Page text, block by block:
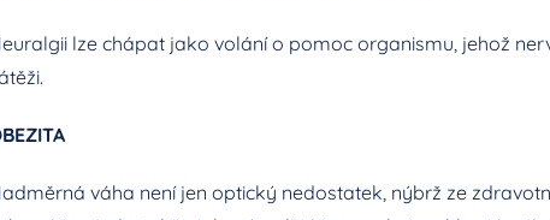
lze chápat jako volání o pomoc organismu, jehož
váha není jen optický nedostatek, nýbrž ze